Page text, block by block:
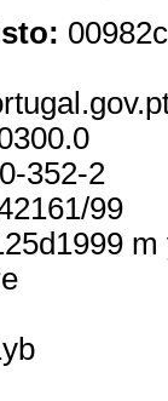
352-2
99